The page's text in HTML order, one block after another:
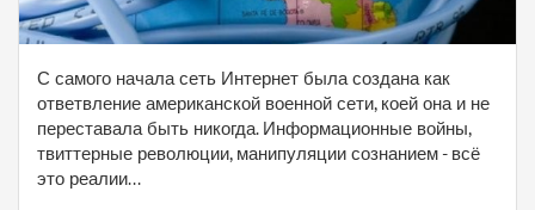
С самого начала сеть Интернет была создана как
ответвление американской военной сети, коей она и не
переставала быть никогда. Информационные войны,
твиттерные революции, манипуляции сознанием - всё
это реалии...